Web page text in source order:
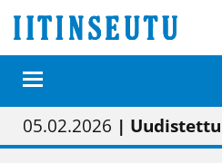
01.02.2026 | Painon vaihtumisen pitäisi
05.02.2026 | Uudistettu
23.04.2026 | “Olemme
09.05.2026| "Maalla on totuttu